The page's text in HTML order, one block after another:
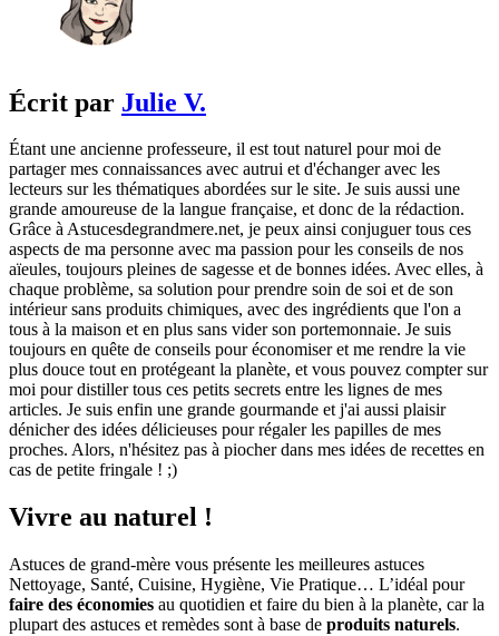
Écrit par Julie V.
Étant une ancienne professeure, il est tout naturel pour moi de
partager mes connaissances avec autrui et d'échanger avec les
lecteurs sur les thématiques abordées sur le site. Je suis aussi une
grande amoureuse de la langue française, et donc de la rédaction.
Grâce à Astucesdegrandmere.net, je peux ainsi conjuguer tous ces
aspects de ma personne avec ma passion pour les conseils de nos
aïeules, toujours pleines de sagesse et de bonnes idées. Avec elles, à
chaque problème, sa solution pour prendre soin de soi et de son
intérieur sans produits chimiques, avec des ingrédients que l'on a
tous à la maison et en plus sans vider son portemonnaie. Je suis
toujours en quête de conseils pour économiser et me rendre la vie
plus douce tout en protégeant la planète, et vous pouvez compter sur
moi pour distiller tous ces petits secrets entre les lignes de mes
articles. Je suis enfin une grande gourmande et j'ai aussi plaisir
dénicher des idées délicieuses pour régaler les papilles de mes
proches. Alors, n'hésitez pas à piocher dans mes idées de recettes en
cas de petite fringale ! ;)
Vivre au naturel !
Astuces de grand-mère vous présente les meilleures astuces
Nettoyage, Santé, Cuisine, Hygiène, Vie Pratique… L’idéal pour
faire des économies au quotidien et faire du bien à la planète, car la
plupart des astuces et remèdes sont à base de produits naturels.